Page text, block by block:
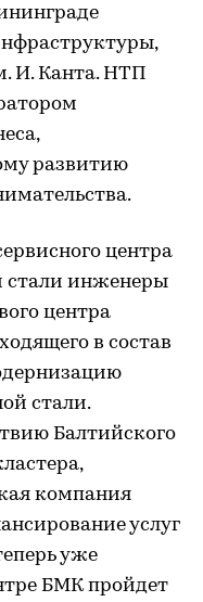
И. Канта. НТП
развитию
центра
стали инженеры
центра
в состав
стали.
Балтийского
компания
услуг
уже
БМК пройдет